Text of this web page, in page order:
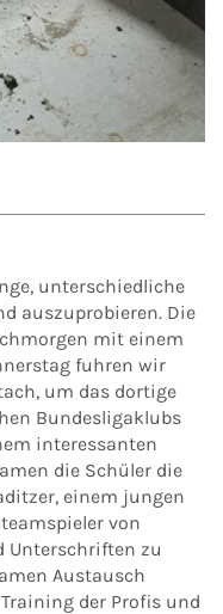
unterschiedliche
auszuprobieren. Die
mit einem
fuhren wir
um das dortige
Bundesligaklubs
interessanten
die Schüler die
einem jungen
von
Unterschriften zu
Austausch
der Profis und